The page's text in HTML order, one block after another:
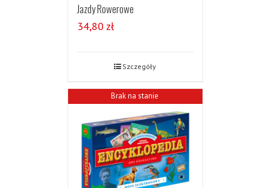
Jazdy Rowerowe
34,80 zł
Szczegóły
Brak na stanie